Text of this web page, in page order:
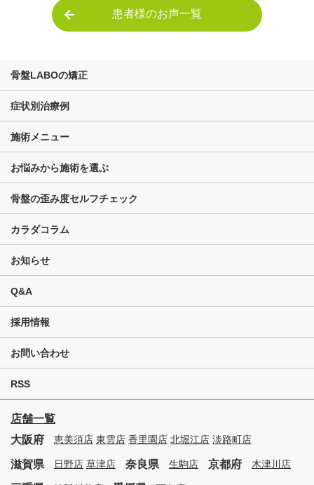
患者様のお声一覧
骨盤LABOの矯正
症状別治療例
施術メニュー
お悩みから施術を選ぶ
骨盤の歪み度セルフチェック
カラダコラム
お知らせ
Q&A
採用情報
お問い合わせ
RSS
店舗一覧
大阪府
恵美須店 東雲店 香里園店 北堀江店 淡路町店
滋賀県 日野店 草津店 奈良県 生駒店 京都府 木津川店